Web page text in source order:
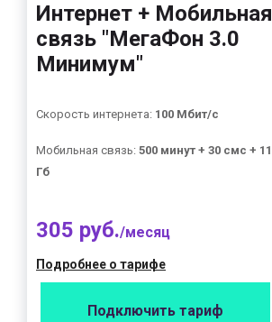
Интернет + Мобильная
связь "МегаФон 3.0
Минимум"
Скорость интернета: 100 Мбит/с
Мобильная связь: 500 минут + 30 смс + 11
Гб
305 руб./месяц
Подробнее о тарифе
Подключить тариф